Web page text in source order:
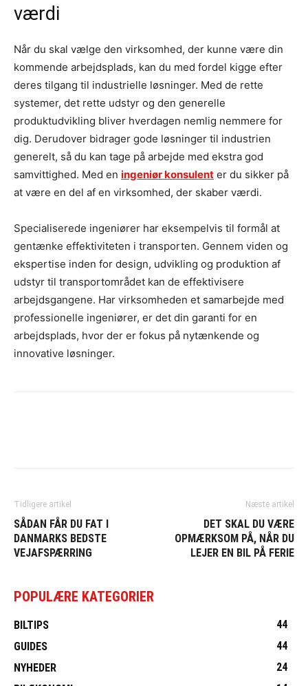
værdi
Når du skal vælge den virksomhed, der kunne være din
kommende arbejdsplads, kan du med fordel kigge efter
deres tilgang til industrielle løsninger. Med de rette
systemer, det rette udstyr og den generelle
produktudvikling bliver hverdagen nemlig nemmere for
dig. Derudover bidrager gode løsninger til industrien
generelt, så du kan tage på arbejde med ekstra god
samvittighed. Med en ingeniør konsulent er du sikker på
at være en del af en virksomhed, der skaber værdi.
Specialiserede ingeniører har eksempelvis til formål at
gentænke effektiviteten i transporten. Gennem viden og
ekspertise inden for design, udvikling og produktion af
udstyr til transportområdet kan de effektivisere
arbejdsgangene. Har virksomheden et samarbejde med
professionelle ingeniører, er det din garanti for en
arbejdsplads, hvor der er fokus på nytænkende og
innovative løsninger.
Tidligere artikel
SÅDAN FÅR DU FAT I
DANMARKS BEDSTE
VEJAFSPÆRRING
Næste artikel
DET SKAL DU VÆRE
OPMÆRKSOM PÅ, NÅR DU
LEJER EN BIL PÅ FERIE
POPULÆRE KATEGORIER
BILTIPS
44
GUIDES
44
NYHEDER
24